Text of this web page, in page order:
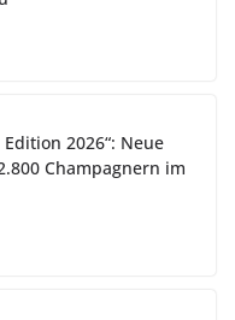
2026“: Neue
Champagnern im